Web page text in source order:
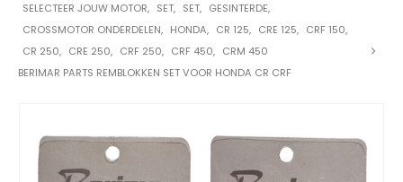
SELECTEER JOUW MOTOR, SET, SET, GESINTERDE,
CROSSMOTOR ONDERDELEN, HONDA, CR 125, CRE 125, CRF 150,
CR 250, CRE 250, CRF 250, CRF 450, CRM 450
BERIMAR PARTS REMBLOKKEN SET VOOR HONDA CR CRF